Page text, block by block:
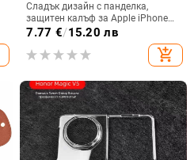
Сладък дизайн с панделка,
защитен калъф за Apple iPhone
11–15 Pro Max, пълен обхват
7.77 €/15.20 лв
add_shopping_cart